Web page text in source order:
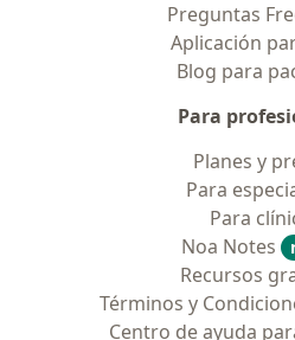
Preguntas
Aplicación
Blog para
Para
Planes y
Para
Para
Noa Notes
Recursos
Términos y
Centro de ayuda